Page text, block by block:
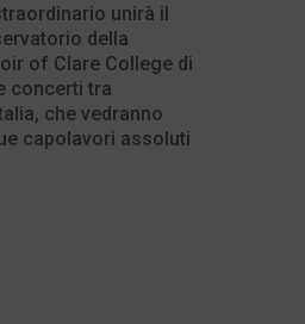
unirà il
della
of Clare College di
concerti tra
che vedranno
capolavori assoluti